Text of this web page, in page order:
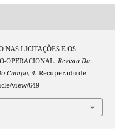
LICITAÇÕES E OS
OPERACIONAL. Revista Da
Campo, 4. Recuperado de
view/649